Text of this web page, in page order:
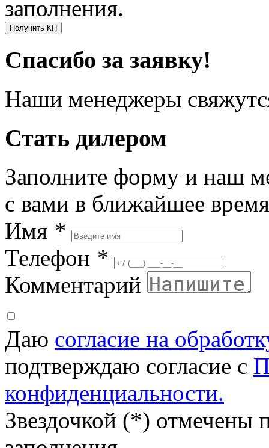
заполнения.
Получить КП
Спасибо за заявку!
Наши менеджеры
Стать дилером
Заполните форму и наш
с вами в ближайшее время
Имя *
Телефон *
Комментарий
Даю согласие на
подтверждаю согласие с
конфиденциальности.
Звездочкой (*) отмечены